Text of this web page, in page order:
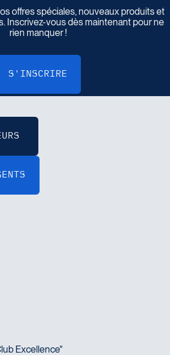
ez vous à n o tre inf lettre
offres spéciales, nouveaux produits et
Inscrivez-vous dès maintenant pour ne
rien manquer !